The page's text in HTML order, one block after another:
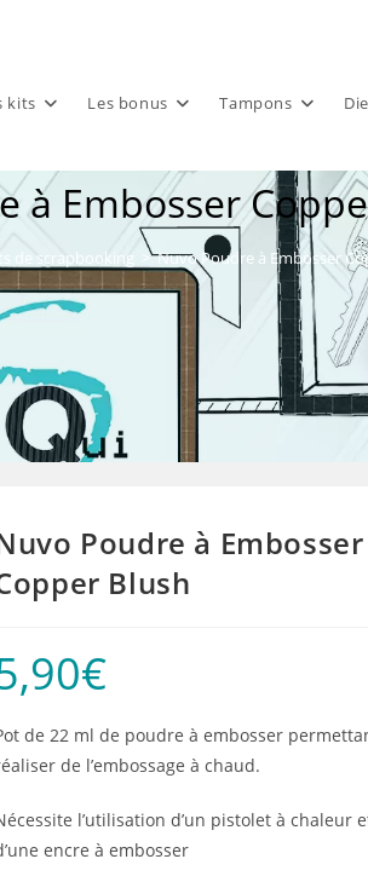
kits Les bonus Tampons
à Embosser
de scrapbooking > Nuvo Poudre à Embosser
Poudre à Embosser
Blush
€
de 22 ml de poudre à embosser
de l’embossage à chaud.
l’utilisation d’un pistolet à chaleur
encre à embosser